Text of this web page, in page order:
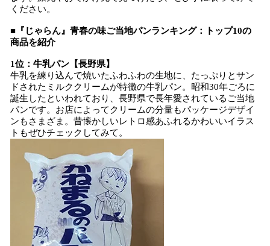
ください。
■『じゃらん』青春の味ご当地パンランキング：トップ10の
商品を紹介
1位：牛乳パン【長野県】
牛乳を練り込んで焼いたふわふわの生地に、たっぷりとサン
ドされたミルククリームが特徴の牛乳パン。昭和30年ごろに
誕生したといわれており、長野県で長年愛されているご当地
パンです。お店によってクリームの分量もパッケージデザイ
ンもさまざま。昔懐かしいレトロ感あふれるかわいいイラス
トもぜひチェックしてみて。